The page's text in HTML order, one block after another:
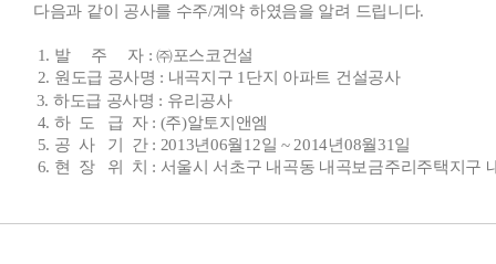
다음과 같이 공사를 수주/계약 하였음을 알려 드립니다.
1. 발 주 자 : ㈜포스코건설
2. 원도급 공사명 : 내곡지구 1단지 아파트 건설공사
3. 하도급 공사명 : 유리공사
4. 하 도 급 자 : (주)알토지앤엠
5. 공 사 기 간 : 2013년06월12일 ~ 2014년08월31일
6. 현 장 위 치 : 서울시 서초구 내곡동 내곡보금주리주택지구